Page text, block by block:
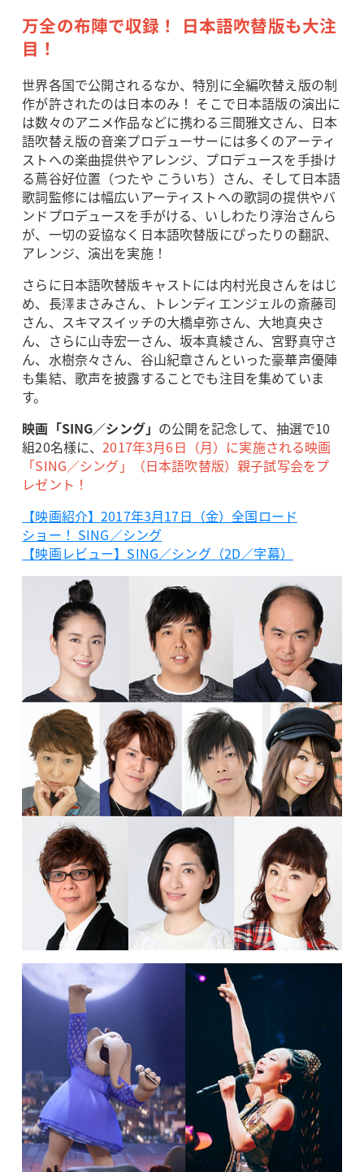
万全の布陣で収録！ 日本語吹替版も大注
目！
世界各国で公開されるなか、特別に全編吹替え版の制
作が許されたのは日本のみ！ そこで日本語版の演出に
は数々のアニメ作品などに携わる三間雅文さん、日本
語吹替え版の音楽プロデューサーには多くのアーティ
ストへの楽曲提供やアレンジ、プロデュースを手掛け
る蔦谷好位置（つたや こういち）さん、そして日本語
歌詞監修には幅広いアーティストへの歌詞の提供やバ
ンドプロデュースを手がける、いしわたり淳治さんら
が、一切の妥協なく日本語吹替版にぴったりの翻訳、
アレンジ、演出を実施！
さらに日本語吹替版キャストには内村光良さんをはじ
め、長澤まさみさん、トレンディエンジェルの斎藤司
さん、スキマスイッチの大橋卓弥さん、大地真央さ
ん、さらに山寺宏一さん、坂本真綾さん、宮野真守さ
ん、水樹奈々さん、谷山紀章さんといった豪華声優陣
も集結、歌声を披露することでも注目を集めていま
す。
映画「SING／シング」 の公開を記念して、抽選で10
組20名様に、2017年3月6日（月）に実施される映画
「SING／シング」（日本語吹替版）親子試写会をプ
レゼント！
【映画紹介】2017年3月17日（金）全国ロード
ショー！ SING／シング
【映画レビュー】SING／シング（2D／字幕）